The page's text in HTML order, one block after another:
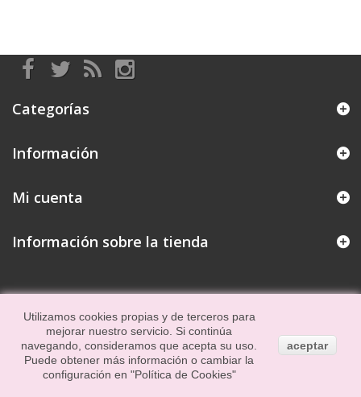
Categorías
Información
Mi cuenta
Información sobre la tienda
Utilizamos cookies propias y de terceros para
mejorar nuestro servicio. Si continúa
navegando, consideramos que acepta su uso.
Puede obtener más información o cambiar la
configuración en "Política de Cookies"
aceptar